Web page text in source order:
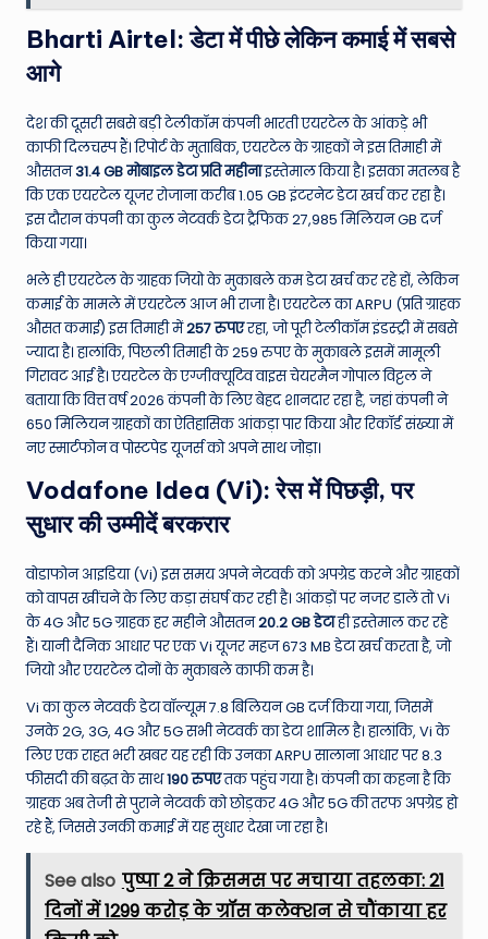
Bharti Airtel: डेटा में पीछे लेकिन कमाई में सबसे
आगे
देश की दूसरी सबसे बड़ी टेलीकॉम कंपनी भारती एयरटेल के आंकड़े भी
काफी दिलचस्प हैं। रिपोर्ट के मुताबिक, एयरटेल के ग्राहकों ने इस तिमाही में
औसतन31.4 GB मोबाइल डेटा प्रति महीनाइस्तेमाल किया है। इसका मतलब है
कि एक एयरटेल यूजर रोजाना करीब 1.05 GB इंटरनेट डेटा खर्च कर रहा है।
इस दौरान कंपनी का कुल नेटवर्क डेटा ट्रैफिक 27,985 मिलियन GB दर्ज
किया गया।
भले ही एयरटेल के ग्राहक जियो के मुकाबले कम डेटा खर्च कर रहे हों, लेकिन
कमाई के मामले में एयरटेल आज भी राजा है। एयरटेल का ARPU (प्रति ग्राहक
औसत कमाई) इस तिमाही में257 रुपएरहा, जो पूरी टेलीकॉम इंडस्ट्री में सबसे
ज्यादा है। हालांकि, पिछली तिमाही के 259 रुपए के मुकाबले इसमें मामूली
गिरावट आई है। एयरटेल के एग्जीक्यूटिव वाइस चेयरमैन गोपाल विट्टल ने
बताया कि वित्त वर्ष 2026 कंपनी के लिए बेहद शानदार रहा है, जहां कंपनी ने
650 मिलियन ग्राहकों का ऐतिहासिक आंकड़ा पार किया और रिकॉर्ड संख्या में
नए स्मार्टफोन व पोस्टपेड यूजर्स को अपने साथ जोड़ा।
Vodafone Idea (Vi): रेस में पिछड़ी, पर
सुधार की उम्मीदें बरकरार
वोडाफोन आइडिया (Vi) इस समय अपने नेटवर्क को अपग्रेड करने और ग्राहकों
को वापस खींचने के लिए कड़ा संघर्ष कर रही है। आंकड़ों पर नजर डालें तो Vi
के 4G और 5G ग्राहक हर महीने औसतन20.2 GB डेटाही इस्तेमाल कर रहे
हैं। यानी दैनिक आधार पर एक Vi यूजर महज 673 MB डेटा खर्च करता है, जो
जियो और एयरटेल दोनों के मुकाबले काफी कम है।
Vi का कुल नेटवर्क डेटा वॉल्यूम 7.8 बिलियन GB दर्ज किया गया, जिसमें
उनके 2G, 3G, 4G और 5G सभी नेटवर्क का डेटा शामिल है। हालांकि, Vi के
लिए एक राहत भरी खबर यह रही कि उनका ARPU सालाना आधार पर 8.3
फीसदी की बढ़त के साथ190 रुपएतक पहुंच गया है। कंपनी का कहना है कि
ग्राहक अब तेजी से पुराने नेटवर्क को छोड़कर 4G और 5G की तरफ अपग्रेड हो
रहे हैं, जिससे उनकी कमाई में यह सुधार देखा जा रहा है।
See also पुष्पा 2 ने क्रिसमस पर मचाया तहलका: 21
दिनों में 1299 करोड़ के ग्रॉस कलेक्शन से चौंकाया हर